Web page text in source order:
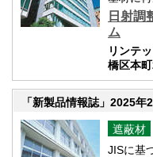
日射調
ム
リンテ
橋区本町
「新製品情報誌」2025年
遮蔽材
JISに基